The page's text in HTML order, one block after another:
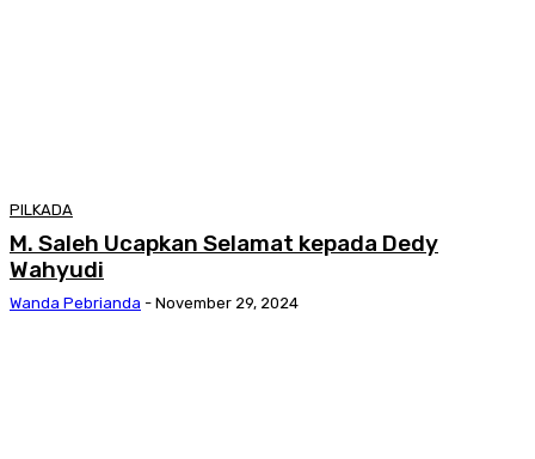
PILKADA
M. Saleh Ucapkan Selamat kepada Dedy
Wahyudi
Wanda Pebrianda - November 29, 2024